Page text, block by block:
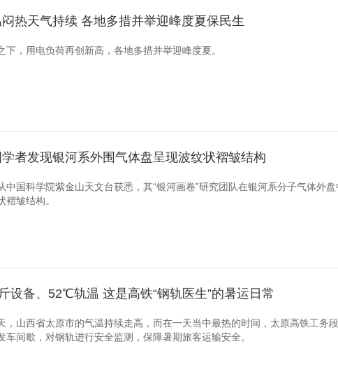
热天气持续 各地多措并举迎峰度夏保民生
下，用电负荷再创新高，各地多措并举迎峰度夏。
者发现银河系外围气体盘呈现波纹状褶皱结构
中国科学院紫金山天文台获悉，其“银河画卷”研究团队在银河系分子气体外
褶皱结构。
设备、52℃轨温 这是高铁“钢轨医生”的暑运日常
，山西省太原市的气温持续走高，而在一天当中最热的时间，太原高铁工务
车间歇，对钢轨进行安全监测，保障暑期旅客运输安全。